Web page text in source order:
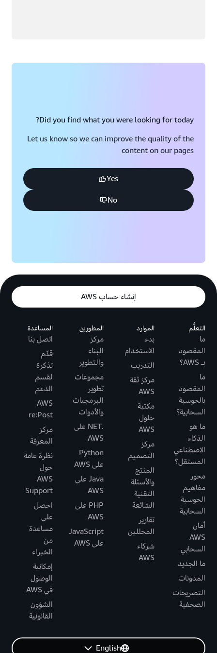
Did you find what you were looking for today?
Let us know so we can improve the quality of the
content on our pages
Yes
No
إنشاء حساب AWS
التعلُّم
ما
المقصود
بـ AWS؟
ما
المقصود
بالحوسبة
السحابية؟
ما هو
الذكاء
الاصطناعي
المستقل؟
محور
مفاهيم
الحوسبة
السحابية
أمان
AWS
السحابي
ما الجديد
المدونات
التصريحات
الصحفية
الموارد
بدء
الاستخدام
التدريب
مركز ثقة
AWS
مكتبة
حلول
AWS
مركز
التصميم
المنتج
والأسئلة
التقنية
الشائعة
تقارير
المحللين
شركاء
AWS
المطورين
مركز
البناء
والتطوير
مجموعات
تطوير
البرمجيات
والأدوات
.NET على
AWS
Python
على AWS
Java على
AWS
PHP على
AWS
JavaScript
على AWS
المساعدة
اتصل بنا
قدّم
تذكرة
لقسم
الدعم
AWS
re:Post
مركز
المعرفة
نظرة عامة
حول
AWS
Support
احصل
على
مساعدة
من
الخبراء
إمكانية
الوصول
في AWS
الشؤون
القانونية
English